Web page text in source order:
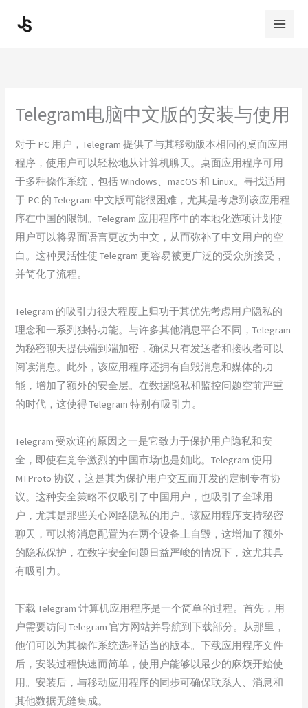
Telegram电脑中文版的安装与使用
对于 PC 用户，Telegram 提供了与其移动版本相同的桌面应用
程序，使用户可以轻松地从计算机聊天。桌面应用程序可用
于多种操作系统，包括 Windows、macOS 和 Linux。寻找适用
于 PC 的 Telegram 中文版可能很困难，尤其是考虑到该应用程
序在中国的限制。Telegram 应用程序中的本地化选项计划使
用户可以将界面语言更改为中文，从而弥补了中文用户的空
白。这种灵活性使 Telegram 更容易被更广泛的受众所接受，
并简化了流程。
Telegram 的吸引力很大程度上归功于其优先考虑用户隐私的
理念和一系列独特功能。与许多其他消息平台不同，Telegram
为秘密聊天提供端到端加密，确保只有发送者和接收者可以
阅读消息。此外，该应用程序还拥有自毁消息和媒体的功
能，增加了额外的安全层。在数据隐私和监控问题空前严重
的时代，这使得 Telegram 特别有吸引力。
Telegram 受欢迎的原因之一是它致力于保护用户隐私和安
全，即使在竞争激烈的中国市场也是如此。Telegram 使用
MTProto 协议，这是其为保护用户交互而开发的定制专有协
议。这种安全策略不仅吸引了中国用户，也吸引了全球用
户，尤其是那些关心网络隐私的用户。该应用程序支持秘密
聊天，可以将消息配置为在两个设备上自毁，这增加了额外
的隐私保护，在数字安全问题日益严峻的情况下，这尤其具
有吸引力。
下载 Telegram 计算机应用程序是一个简单的过程。首先，用
户需要访问 Telegram 官方网站并导航到下载部分。从那里，
他们可以为其操作系统选择适当的版本。下载应用程序文件
后，安装过程快速而简单，使用户能够以最少的麻烦开始使
用。安装后，与移动应用程序的同步可确保联系人、消息和
其他数据无缝集成。